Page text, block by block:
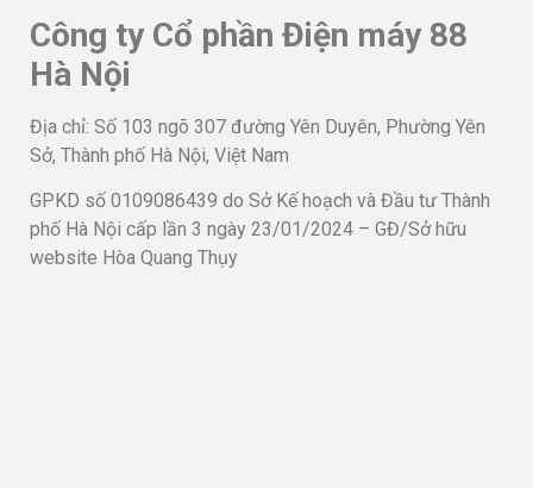
Công ty Cổ phần Điện máy 88
Hà Nội
Địa chỉ: Số 103 ngõ 307 đường Yên Duyên, Phường Yên
Sở, Thành phố Hà Nội, Việt Nam
GPKD số 0109086439 do Sở Kế hoạch và Đầu tư Thành
phố Hà Nội cấp lần 3 ngày 23/01/2024 – GĐ/Sở hữu
website Hòa Quang Thụy